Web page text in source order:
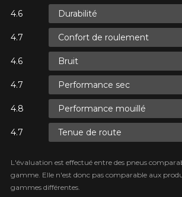
Durabilité
Confort de roulement
Bruit
Performance sec
Performance mouillé
Tenue de route
L'évaluation est effectué entre des pneus
gamme. Elle n'est donc pas comparable aux
gammes différentes.
AJOUTER UN AVIS
Votre avis
TURANZA 6 EXT